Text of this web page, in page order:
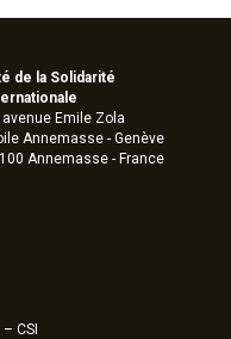
de la Solidarité
avenue Emile Zola
Annemasse - Genève
Annemasse - France
CSI